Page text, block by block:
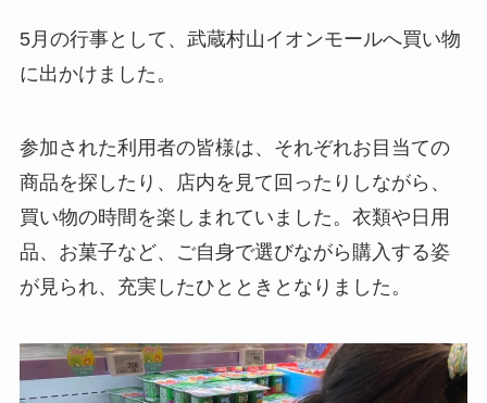
5月の行事として、武蔵村山イオンモールへ買い物
に出かけました。
参加された利用者の皆様は、それぞれお目当ての
商品を探したり、店内を見て回ったりしながら、
買い物の時間を楽しまれていました。衣類や日用
品、お菓子など、ご自身で選びながら購入する姿
が見られ、充実したひとときとなりました。